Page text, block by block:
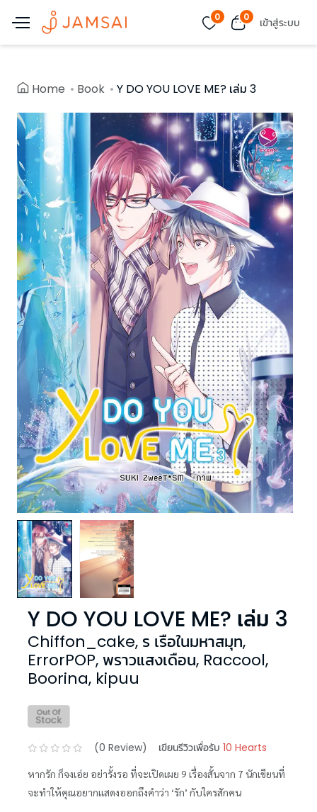
0 0 เข้าสู่ระบบ
Home Book Y DO YOU LOVE ME? เล่ม 3
Y DO YOU LOVE ME? เล่ม 3
Chiffon_cake, ร เรือในมหาสมุท,
ErrorPOP, พราวแสงเดือน, Raccool,
Boorina, kipuu
(0 Review) เขียนรีวิวเพื่อรับ 10 Hearts
หากรัก ก็จงเอ่ย อย่ารั้งรอ ที่จะเปิดเผย 9 เรื่องสั้นจาก 7 นักเขียนที่
จะทำให้คุณอยากแสดงออกถึงคำว่า ‘รัก’ กับใครสักคน